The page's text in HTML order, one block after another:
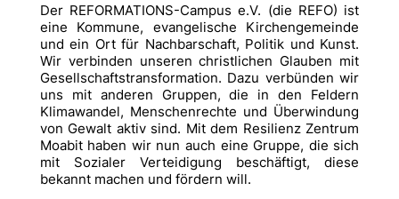
Der REFORMATIONS-Campus e.V. (die REFO) ist
eine Kommune, evangelische Kirchengemeinde
und ein Ort für Nachbarschaft, Politik und Kunst.
Wir verbinden unseren christlichen Glauben mit
Gesellschaftstransformation. Dazu verbünden wir
uns mit anderen Gruppen, die in den Feldern
Klimawandel, Menschenrechte und Überwindung
von Gewalt aktiv sind. Mit dem Resilienz Zentrum
Moabit haben wir nun auch eine Gruppe, die sich
mit Sozialer Verteidigung beschäftigt, diese
bekannt machen und fördern will.